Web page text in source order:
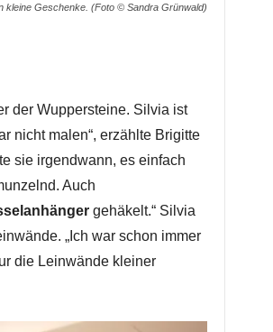
kleine Geschenke. (Foto © Sandra Grünwald)
der Wuppersteine. Silvia ist
nicht malen“, erzählte Brigitte
sie irgendwann, es einfach
Auch
gehäkelt.“ Silvia
„Ich war schon immer
die Leinwände kleiner